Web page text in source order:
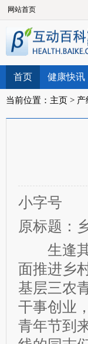
网站首页
首页 健康快讯
当前位置： 主页 > 产
小字号
原标题：
生逢其
面推进乡
基层三农
干事创业
青年节到